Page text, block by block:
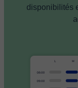
disponibilités